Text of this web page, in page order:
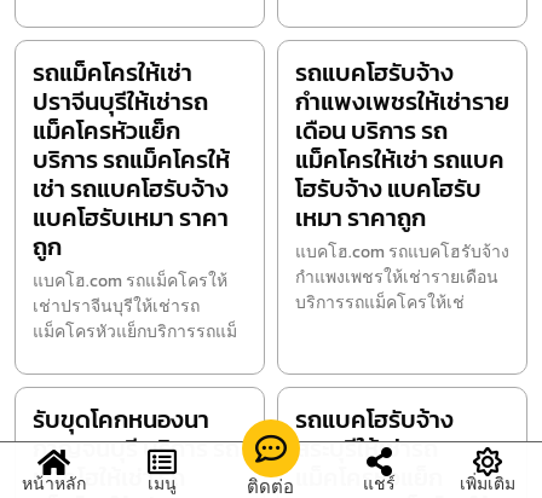
รถแม็คโครให้เช่า
ปราจีนบุรีให้เช่ารถ
แม็คโครหัวแย็ก
บริการ รถแม็คโครให้
เช่า รถแบคโฮรับจ้าง
แบคโฮรับเหมา ราคา
ถูก
แบคโฮ.com รถแม็คโครให้
เช่าปราจีนบุรีให้เช่ารถ
แม็คโครหัวแย็กบริการรถแม็
รถแบคโฮรับจ้าง
กำแพงเพชรให้เช่าราย
เดือน บริการ รถ
แม็คโครให้เช่า รถแบค
โฮรับจ้าง แบคโฮรับ
เหมา ราคาถูก
แบคโฮ.com รถแบคโฮรับจ้าง
กำแพงเพชรให้เช่ารายเดือน
บริการรถแม็คโครให้เช่
รับขุดโคกหนองนา
กาญจนบุรี บริการ รถ
แบคโฮให้เช่า รถ
รถแบคโฮรับจ้าง
สระบุรีให้เช่ารถ
แม็คโครหัวแย็ก
หน้าหลัก เมนู ติดต่อ แชร์ เพิ่มเติม